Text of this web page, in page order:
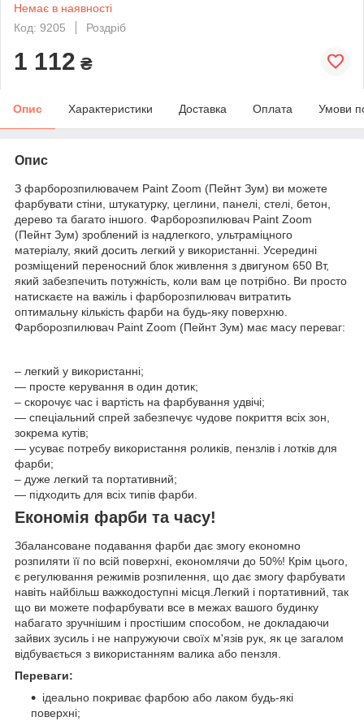
Немає в наявності
Код: 9205
Роздріб
1 112 ₴
Опис Характеристики Доставка Оплата Умови
Опис
З фарборозпилювачем Paint Zoom (Пейнт Зум) ви можете
фарбувати стіни, штукатурку, цеглини, панелі, стелі, бетон,
дерево та багато іншого. Фарборозпилювач Paint Zoom
(Пейнт Зум) зроблений із надлегкого, ультраміцного
матеріалу, який досить легкий у використанні. Усередині
розміщений переносний блок живлення з двигуном 650 Вт,
який забезпечить потужність, коли вам це потрібно. Ви просто
натискаєте на важіль і фарборозпилювач витратить
оптимальну кількість фарби на будь-яку поверхню.
Фарборозпилювач Paint Zoom (Пейнт Зум) має масу переваг:
– легкий у використанні;
— просте керування в один дотик;
– скорочує час і вартість на фарбування удвічі;
— спеціальний спрей забезпечує чудове покриття всіх зон,
зокрема кутів;
— усуває потребу використання роликів, пензлів і лотків для
фарби;
– дуже легкий та портативний;
— підходить для всіх типів фарби.
Економія фарби та часу!
Збалансоване подавання фарби дає змогу економно
розпиляти її по всій поверхні, економлячи до 50%! Крім цього,
є регулювання режимів розпилення, що дає змогу фарбувати
навіть найбільш важкодоступні місця.Легкий і портативний, так
що ви можете пофарбувати все в межах вашого будинку
набагато зручнішим і простішим способом, не докладаючи
зайвих зусиль і не напружуючи своїх м'язів рук, як це загалом
відбувається з використанням валика або пензля.
Переваги:
ідеально покриває фарбою або лаком будь-які
поверхні;